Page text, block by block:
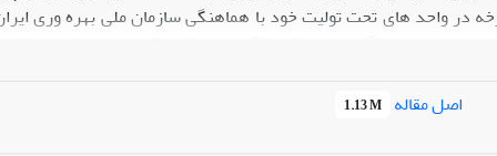
در واحد های تحت تولیت خود با هماهنگی سازمان ملی بهره وری
برای اندازه گیری بهره وری وجود دارد که از بین آن ها مدل با
گیری بهره وری، روش های مختلفی وجود دارد که در این مقاله از روش
اصل مقاله 1.13 M